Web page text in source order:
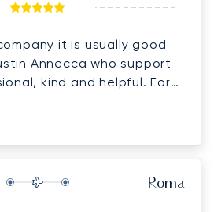
it is usually good
Annecca who support
kind and helpful. For
is always very important
you I believe that we will
Roma